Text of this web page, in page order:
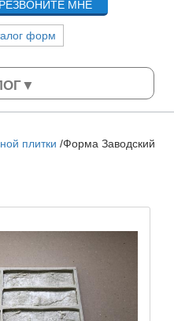
плитки /Форма Заводский
МНЕ
форм